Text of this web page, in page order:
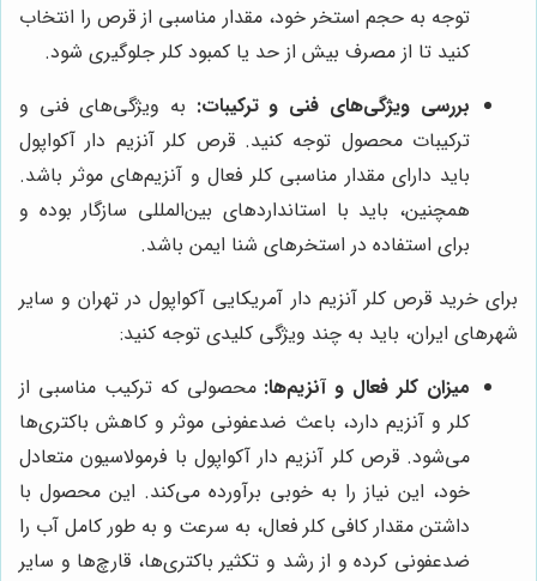
توجه به حجم استخر خود، مقدار مناسبی از قرص را انتخاب
کنید تا از مصرف بیش از حد یا کمبود کلر جلوگیری شود.
بررسی ویژگی‌های فنی و ترکیبات: به ویژگی‌های فنی و
ترکیبات محصول توجه کنید. قرص کلر آنزیم دار آکواپول
باید دارای مقدار مناسبی کلر فعال و آنزیم‌های موثر باشد.
همچنین، باید با استانداردهای بین‌المللی سازگار بوده و
برای استفاده در استخرهای شنا ایمن باشد.
برای خرید قرص کلر آنزیم دار آمریکایی آکواپول در تهران و سایر
شهرهای ایران، باید به چند ویژگی کلیدی توجه کنید:
میزان کلر فعال و آنزیم‌ها: محصولی که ترکیب مناسبی از
کلر و آنزیم دارد، باعث ضدعفونی موثر و کاهش باکتری‌ها
می‌شود. قرص کلر آنزیم دار آکواپول با فرمولاسیون متعادل
خود، این نیاز را به خوبی برآورده می‌کند. این محصول با
داشتن مقدار کافی کلر فعال، به سرعت و به طور کامل آب را
ضدعفونی کرده و از رشد و تکثیر باکتری‌ها، قارچ‌ها و سایر